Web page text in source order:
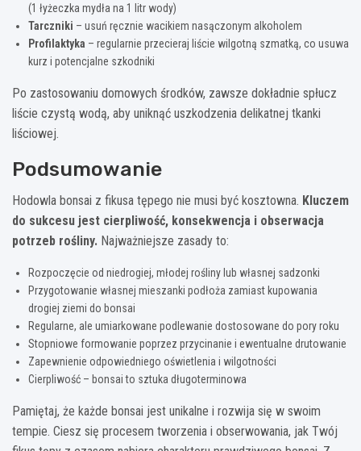
(1 łyżeczka mydła na 1 litr wody)
Tarczniki – usuń ręcznie wacikiem nasączonym alkoholem
Profilaktyka – regularnie przecieraj liście wilgotną szmatką, co usuwa
kurz i potencjalne szkodniki
Po zastosowaniu domowych środków, zawsze dokładnie spłucz
liście czystą wodą, aby uniknąć uszkodzenia delikatnej tkanki
liściowej.
Podsumowanie
Hodowla bonsai z fikusa tępego nie musi być kosztowna. Kluczem
do sukcesu jest cierpliwość, konsekwencja i obserwacja
potrzeb rośliny. Najważniejsze zasady to:
Rozpoczęcie od niedrogiej, młodej rośliny lub własnej sadzonki
Przygotowanie własnej mieszanki podłoża zamiast kupowania
drogiej ziemi do bonsai
Regularne, ale umiarkowane podlewanie dostosowane do pory roku
Stopniowe formowanie poprzez przycinanie i ewentualne drutowanie
Zapewnienie odpowiedniego oświetlenia i wilgotności
Cierpliwość – bonsai to sztuka długoterminowa
Pamiętaj, że każde bonsai jest unikalne i rozwija się w swoim
tempie. Ciesz się procesem tworzenia i obserwowania, jak Twój